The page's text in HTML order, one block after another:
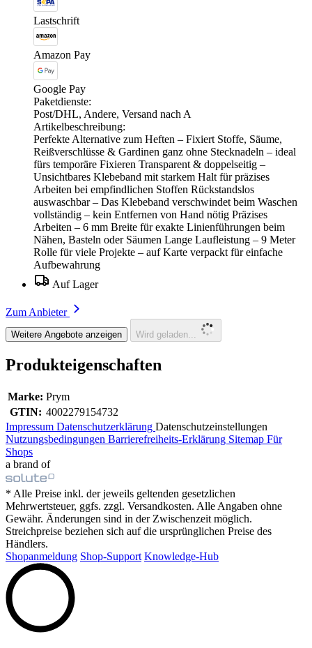
Lastschrift
Amazon Pay
Google Pay
Paketdienste:
Post/DHL, Andere, Versand nach A
Artikelbeschreibung:
Perfekte Alternative zum Heften – Fixiert Stoffe, Säume,
Reißverschlüsse & Gardinen ganz ohne Stecknadeln – ideal
fürs temporäre Fixieren Transparent & doppelseitig –
Unsichtbares Klebeband mit starkem Halt für präzises
Arbeiten bei empfindlichen Stoffen Rückstandslos
auswaschbar – Das Klebeband verschwindet beim Waschen
vollständig – kein Entfernen von Hand nötig Präzises
Arbeiten – 6 mm Breite für exakte Linienführungen beim
Nähen, Basteln oder Säumen Lange Laufleistung – 9 Meter
Rolle für viele Projekte – auf Karte verpackt für einfache
Aufbewahrung
Auf Lager
Zum Anbieter
Weitere Angebote anzeigen Wird geladen...
Produkteigenschaften
Marke: Prym
GTIN: 4002279154732
Impressum Datenschutzerklärung Datenschutzeinstellungen
Nutzungsbedingungen Barrierefreiheits-Erklärung Sitemap Für
Shops
a brand of
* Alle Preise inkl. der jeweils geltenden gesetzlichen
Mehrwertsteuer, ggfs. zzgl. Versandkosten. Alle Angaben ohne
Gewähr. Änderungen sind in der Zwischenzeit möglich.
Streichpreise beziehen sich auf die ursprünglichen Preise des
Händlers.
Shopanmeldung Shop-Support Knowledge-Hub